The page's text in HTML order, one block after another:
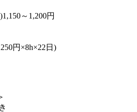
～1,200円
円×8h×22日)